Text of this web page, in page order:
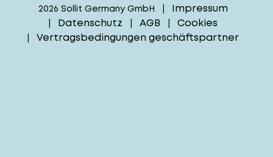
2026 Sollit Germany GmbH | Impressum
| Datenschutz | AGB | Cookies
| Vertragsbedingungen geschäftspartner